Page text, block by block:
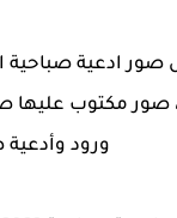
مكتوب عليها
ورود وأدعية